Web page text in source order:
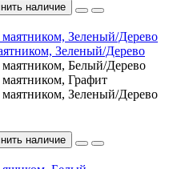
наличие
Зеленый/Дерево
наличие